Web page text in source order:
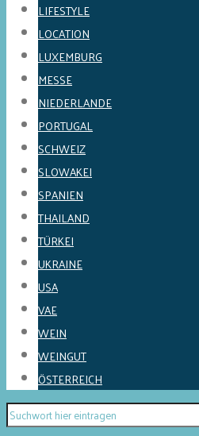
LIFESTYLE
LOCATION
LUXEMBURG
MESSE
NIEDERLANDE
PORTUGAL
SCHWEIZ
SLOWAKEI
SPANIEN
THAILAND
TÜRKEI
UKRAINE
USA
VAE
WEIN
WEINGUT
ÖSTERREICH